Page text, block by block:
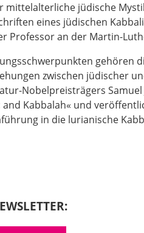
mittelalterliche jüdische
eines jüdischen
Professor an der Martin-
gehören
zwischen jüdischer
Nobelpreisträgers
and Kabbalah« und
in die lurianische